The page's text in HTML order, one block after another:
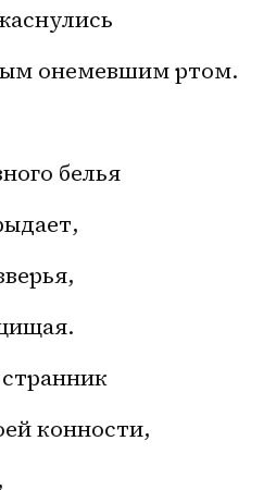
онемевшим ртом.
белья
конности,